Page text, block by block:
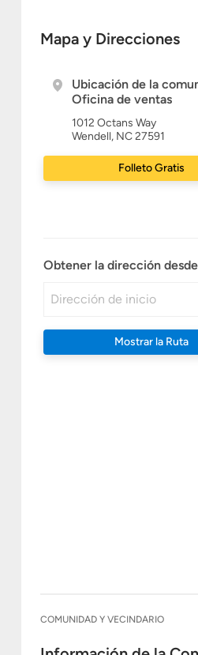
Mapa y Direcciones
Ubicación de la
Oficina de ventas
1012 Octans Way
Wendell, NC 27591
Folleto Gratis
Obtener la dirección
Mostrar la Ruta
COMUNIDAD Y VECINDARIO